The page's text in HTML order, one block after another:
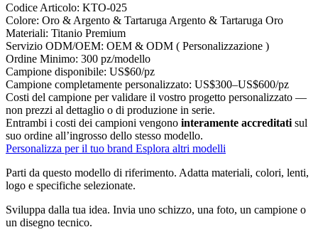
Codice Articolo: KTO-025
Colore: Oro & Argento & Tartaruga Argento & Tartaruga Oro
Materiali: Titanio Premium
Servizio ODM/OEM: OEM & ODM ( Personalizzazione )
Ordine Minimo: 300 pz/modello
Campione disponibile: US$60/pz
Campione completamente personalizzato: US$300–US$600/pz
Costi del campione per validare il vostro progetto personalizzato —
non prezzi al dettaglio o di produzione in serie.
Entrambi i costi dei campioni vengono interamente accreditati sul
suo ordine all’ingrosso dello stesso modello.
Personalizza per il tuo brand Esplora altri modelli
Parti da questo modello di riferimento. Adatta materiali, colori, lenti,
logo e specifiche selezionate.
Sviluppa dalla tua idea. Invia uno schizzo, una foto, un campione o
un disegno tecnico.